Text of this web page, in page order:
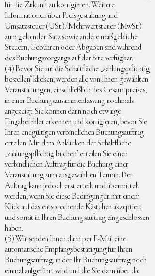
für die Zukunft zu korrigieren. Weitere
Informationen über Preisgestaltung und
Umsatzsteuer (USt.)/Mehrwertsteuer (MwSt.)
zum geltenden Satz sowie andere maßgebliche
Steuern, Gebühren oder Abgaben sind während
des Buchungsvorgangs auf der Site verfügbar.
(4) Bevor Sie auf die Schaltfläche „zahlungspflichtig
bestellen“ klicken, werden alle von Ihnen gewählten
Veranstaltungen, einschließlich des Gesamtpreises,
in einer Buchungszusammenfassung nochmals
angezeigt. Sie können dann noch etwaige
Eingabefehler erkennen und korrigieren, bevor Sie
Ihren endgültigen verbindlichen Buchungsauftrag
erteilen. Mit dem Anklicken der Schaltfläche
„zahlungspflichtig buchen“ erteilen Sie einen
verbindlichen Auftrag für die Buchung einer
Veranstaltung zum ausgewählten Termin. Der
Auftrag kann jedoch erst erteilt und übermittelt
werden, wenn Sie diese Bedingungen mit einem
Klick auf das entsprechende Kästchen akzeptiert
und somit in Ihren Buchungsauftrag eingeschlossen
haben.
(5) Wir senden Ihnen dann per E-Mail eine
automatische Empfangsbestätigung für Ihren
Buchungsauftrag, in der Ihr Buchungsauftrag noch
einmal aufgeführt wird und die Sie dann über die